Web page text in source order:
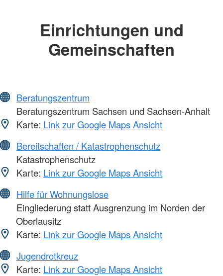
Einrichtungen und
Gemeinschaften
Beratungszentrum
Beratungszentrum Sachsen und Sachsen-Anhalt
Karte: Link zur Google Maps Ansicht
Bereitschaften / Katastrophenschutz
Katastrophenschutz
Karte: Link zur Google Maps Ansicht
Hilfe für Wohnungslose
Eingliederung statt Ausgrenzung im Norden der
Oberlausitz
Karte: Link zur Google Maps Ansicht
Jugendrotkreuz
Karte: Link zur Google Maps Ansicht